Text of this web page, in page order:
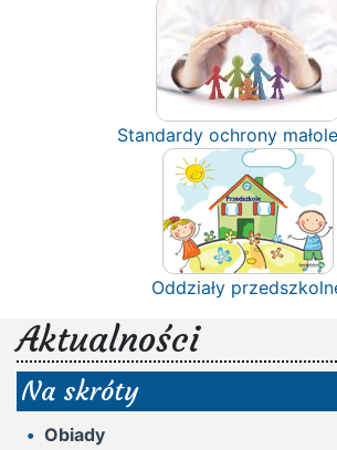
Standardy ochrony
Oddziały
Aktualności
Na skróty
Obiady